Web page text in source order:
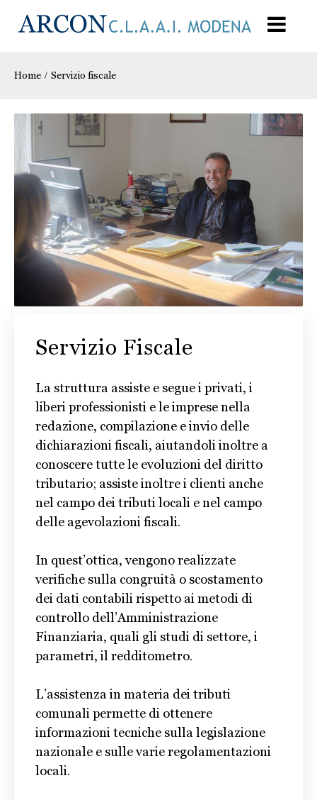
Home Servizio fiscale
Servizio Fiscale
La struttura assiste e segue i privati, i
liberi professionisti e le imprese nella
redazione, compilazione e invio delle
dichiarazioni fiscali, aiutandoli inoltre a
conoscere tutte le evoluzioni del diritto
tributario; assiste inoltre i clienti anche
nel campo dei tributi locali e nel campo
delle agevolazioni fiscali.
In quest’ottica, vengono realizzate
verifiche sulla congruità o scostamento
dei dati contabili rispetto ai metodi di
controllo dell’Amministrazione
Finanziaria, quali gli studi di settore, i
parametri, il redditometro.
L’assistenza in materia dei tributi
comunali permette di ottenere
informazioni tecniche sulla legislazione
nazionale e sulle varie regolamentazioni
locali.